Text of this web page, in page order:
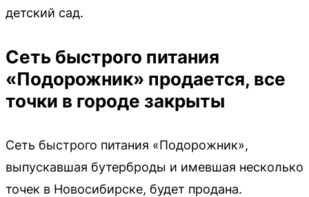
детский сад.
Сеть быстрого питания
«Подорожник» продается, все
точки в городе закрыты
Сеть быстрого питания «Подорожник»,
выпускавшая бутерброды и имевшая несколько
точек в Новосибирске, будет продана.